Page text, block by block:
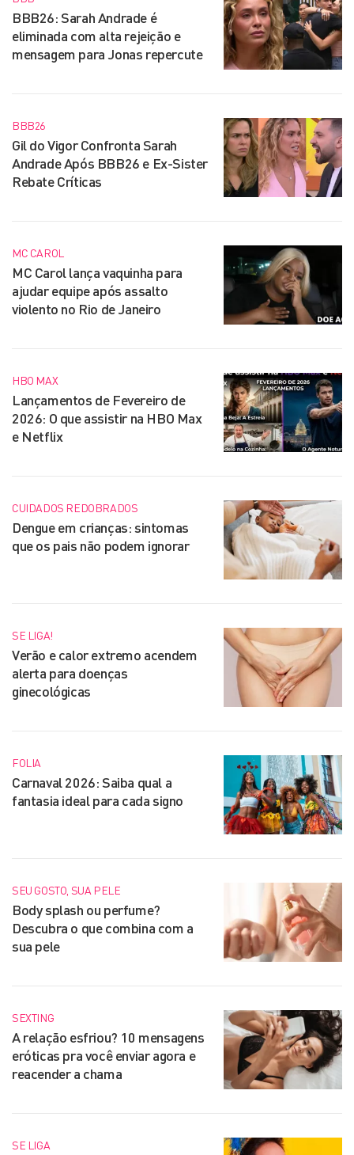
BBB26: Sarah Andrade é
eliminada com alta rejeição e
mensagem para Jonas repercute
BBB26
Gil do Vigor Confronta Sarah
Andrade Após BBB26 e Ex-Sister
Rebate Críticas
MC CAROL
MC Carol lança vaquinha para
ajudar equipe após assalto
violento no Rio de Janeiro
HBO MAX
Lançamentos de Fevereiro de
2026: O que assistir na HBO Max
e Netflix
CUIDADOS REDOBRADOS
Dengue em crianças: sintomas
que os pais não podem ignorar
SE LIGA!
Verão e calor extremo acendem
alerta para doenças
ginecológicas
FOLIA
Carnaval 2026: Saiba qual a
fantasia ideal para cada signo
SEU GOSTO, SUA PELE
Body splash ou perfume?
Descubra o que combina com a
sua pele
SEXTING
A relação esfriou? 10 mensagens
eróticas pra você enviar agora e
reacender a chama
SE LIGA